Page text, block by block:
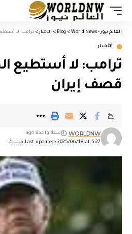
العالم نيوز - World News >
Blog
> الأخبار > ترامب: لا
الأخبار
ترامب: لا أستطيع
قصف إيران
Last updated: 2025/06/18 at 5:27 مساءً
WORLDNW سنة واحدة ago